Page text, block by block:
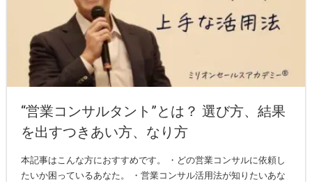
“営業コンサルタント”とは？ 選び方、結果
を出すつきあい方、なり方
本記事はこんな方におすすめです。 ・どの営業コンサルに依頼し
たいか困っているあなた。 ・営業コンサル活用法が知りたいあな